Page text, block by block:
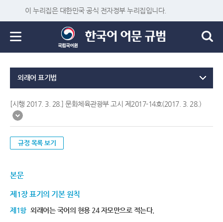
이 누리집은 대한민국 공식 전자정부 누리집입니다.
외래어 표기법
[시행 2017. 3. 28.] 문화체육관광부 고시 제2017-14호(2017. 3. 28.)
규정 목록 보기
본문
제1장 표기의 기본 원칙
제1항 외래어는 국어의 현용 24 자모만으로 적는다.